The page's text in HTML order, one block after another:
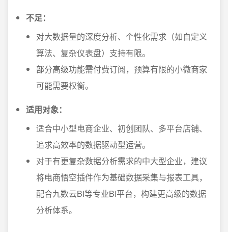
不足：
对大数据量的深度分析、个性化需求（如自定义
算法、复杂仪表盘）支持有限。
部分高级功能需付费订阅，预算有限的小微商家
可能需要权衡。
适用对象：
适合中小型电商企业、初创团队、多平台店铺、
追求高效率的数据驱动型运营。
对于有更复杂数据分析需求的中大型企业，建议
将电商悟空插件作为基础数据采集与报表工具，
配合九数云BI等专业BI平台，构建更高级的数据
分析体系。